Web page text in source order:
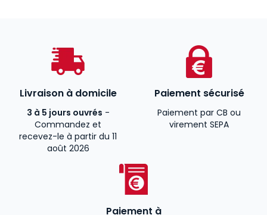
Livraison à domicile
3 à 5 jours ouvrés -
Commandez et
recevez-le à partir du 11
août 2026
Paiement sécurisé
Paiement par CB ou
virement SEPA
Paiement à